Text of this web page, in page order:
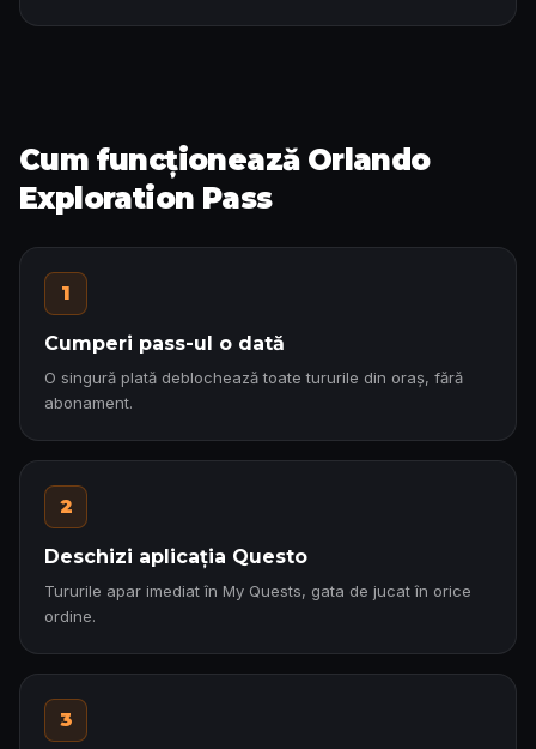
Cum funcționează Orlando
Exploration Pass
1
Cumperi pass-ul o dată
O singură plată deblochează toate tururile din oraș, fără
abonament.
2
Deschizi aplicația Questo
Tururile apar imediat în My Quests, gata de jucat în orice
ordine.
3